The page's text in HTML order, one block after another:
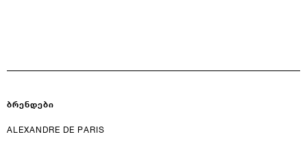
Ბრენდები
ALEXANDRE DE PARIS